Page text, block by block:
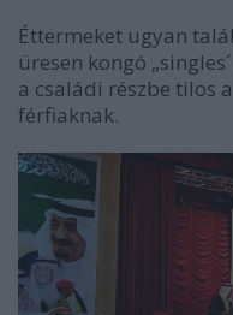
Éttermeket ugyan
üresen kongó
a családi részbe tilos
férfiaknak.